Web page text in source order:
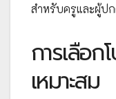
สำหรับครูและผู้ป
การเลือ
เหมาะสม